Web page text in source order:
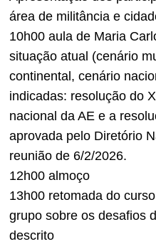
área de militância e
10h00 aula de Maria
situação atual (cenário
continental, cenário
indicadas: resolução do
nacional da AE e a
aprovada pelo Diretório
reunião de 6/2/2026.
12h00 almoço
13h00 retomada do
grupo sobre os desafios
descrito